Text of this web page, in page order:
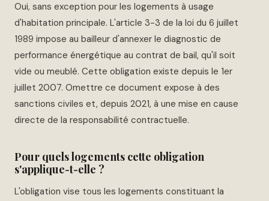
Oui, sans exception pour les logements à usage
d'habitation principale. L'article 3-3 de la loi du 6 juillet
1989 impose au bailleur d'annexer le diagnostic de
performance énergétique au contrat de bail, qu'il soit
vide ou meublé. Cette obligation existe depuis le 1er
juillet 2007. Omettre ce document expose à des
sanctions civiles et, depuis 2021, à une mise en cause
directe de la responsabilité contractuelle.
Pour quels logements cette obligation
s'applique-t-elle ?
L'obligation vise tous les logements constituant la